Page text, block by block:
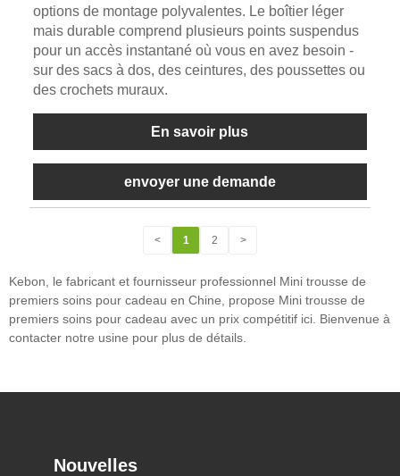
options de montage polyvalentes. Le boîtier léger
mais durable comprend plusieurs points suspendus
pour un accès instantané où vous en avez besoin -
sur des sacs à dos, des ceintures, des poussettes ou
des crochets muraux.
En savoir plus
envoyer une demande
< 1 2 >
Kebon, le fabricant et fournisseur professionnel Mini trousse de
premiers soins pour cadeau en Chine, propose Mini trousse de
premiers soins pour cadeau avec un prix compétitif ici. Bienvenue à
contacter notre usine pour plus de détails.
Nouvelles